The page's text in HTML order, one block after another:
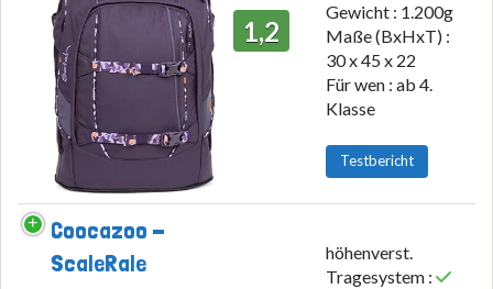
1,2
Gewicht : 1.200g
Maße (BxHxT) :
30 x 45 x 22
Für wen : ab 4.
Klasse
Testbericht
Coocazoo -
ScaleRale
höhenverst.
Tragesystem :